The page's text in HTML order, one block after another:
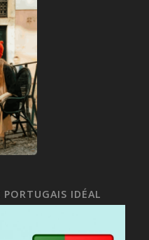
IDÉAL